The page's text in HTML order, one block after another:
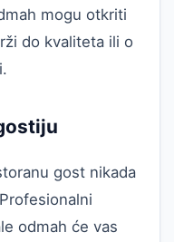
mogu otkriti
do kvaliteta ili o
gost nikada
odmah će vas